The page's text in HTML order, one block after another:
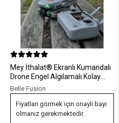
Mey İthalat® Ekranlı Kumandalı
Drone Engel Algılamalı Kolay
Kontrol
Belle Fusion
Fiyatları görmek için onaylı bayi
olmanız gerekmektedir.